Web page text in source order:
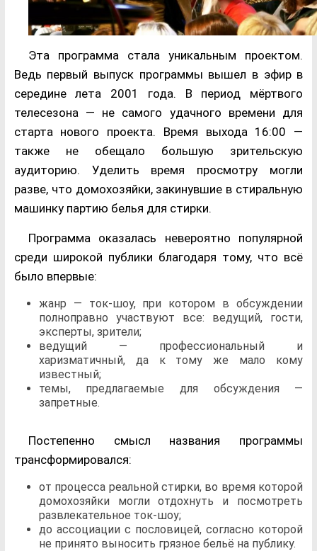
Эта программа стала уникальным проектом.
Ведь первый выпуск программы вышел в эфир в
середине лета 2001 года. В период мёртвого
телесезона — не самого удачного времени для
старта нового проекта. Время выхода 16:00 —
также не обещало большую зрительскую
аудиторию. Уделить время просмотру могли
разве, что домохозяйки, закинувшие в стиральную
машинку партию белья для стирки.
Программа оказалась невероятно популярной
среди широкой публики благодаря тому, что всё
было впервые:
жанр — ток-шоу, при котором в обсуждении
полноправно участвуют все: ведущий, гости,
эксперты, зрители;
ведущий — профессиональный и
харизматичный, да к тому же мало кому
известный;
темы, предлагаемые для обсуждения —
запретные.
Постепенно смысл названия программы
трансформировался:
от процесса реальной стирки, во время которой
домохозяйки могли отдохнуть и посмотреть
развлекательное ток-шоу;
до ассоциации с пословицей, согласно которой
не принято выносить грязное бельё на публику.